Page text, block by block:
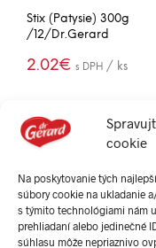
cookie
Na poskytovanie tých
súbory cookie na ukladanie
s týmito technológiami nám
prehliadaní alebo jedinečné
súhlasu môže nepriaznivo
Stix (Patysie) 300g
/12/Dr.Gerard
2.02€ s DPH / ks